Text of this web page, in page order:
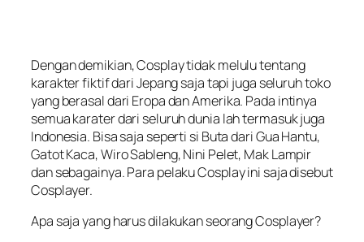
Dengan demikian, Cosplay tidak melulu tentang
karakter fiktif dari Jepang saja tapi juga seluruh toko
yang berasal dari Eropa dan Amerika. Pada intinya
semua karater dari seluruh dunia lah termasuk juga
Indonesia. Bisa saja seperti si Buta dari Gua Hantu,
Gatot Kaca, Wiro Sableng, Nini Pelet, Mak Lampir
dan sebagainya. Para pelaku Cosplay ini saja disebut
Cosplayer.
Apa saja yang harus dilakukan seorang Cosplayer?